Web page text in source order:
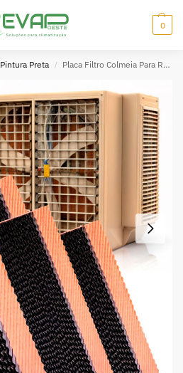
0
Pintura Preta / Placa Filtro Colmeia Para Rotoplast Roto 140 Confort Evolution